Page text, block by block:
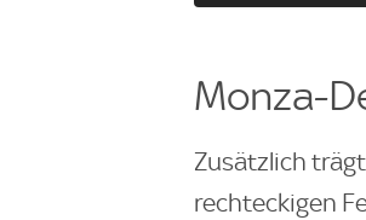
Monza-
Zusätzlich
rechteckigen